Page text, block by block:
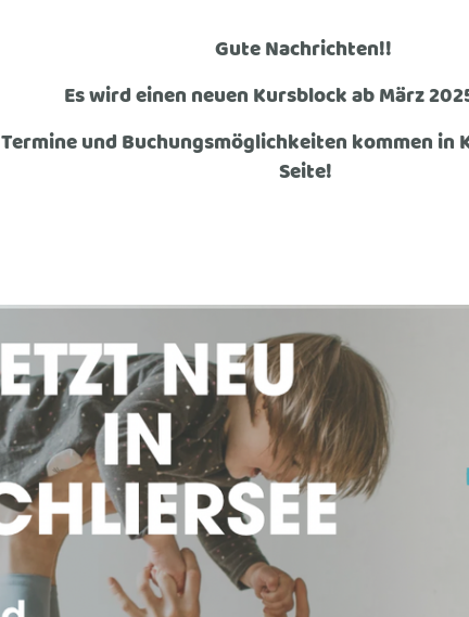
Gute Nachrichten!!
Es wird einen neuen Kursblock ab März
Termine und Buchungsmöglichkeiten kommen in
Seite!